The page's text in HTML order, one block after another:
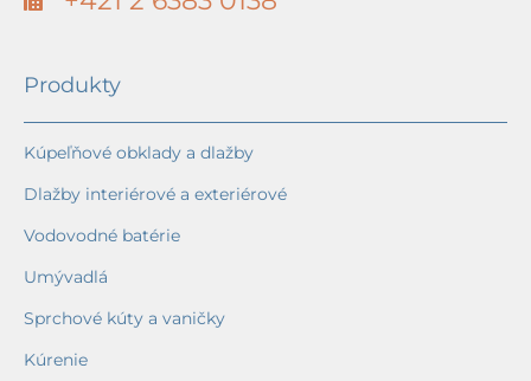
Produkty
Kúpeľňové obklady a dlažby
Dlažby interiérové a exteriérové
Vodovodné batérie
Umývadlá
Sprchové kúty a vaničky
Kúrenie